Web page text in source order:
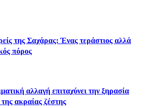
της Σαχάρας: Ένας τεράστιος αλλά
πόρος
αλλαγή επιταχύνει την ξηρασία
ακραίας ζέστης